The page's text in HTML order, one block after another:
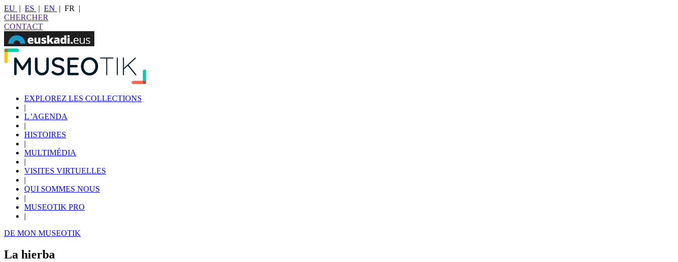
EU | ES | EN | FR
|
CHERCHER
CONTACT
EXPLOREZ LES COLLECTIONS
|
L 'AGENDA
|
HISTOIRES
|
MULTIMÉDIA
|
VISITES VIRTUELLES
|
QUI SOMMES NOUS
|
MUSEOTIK PRO
|
DE MON MUSEOTIK
La hierba